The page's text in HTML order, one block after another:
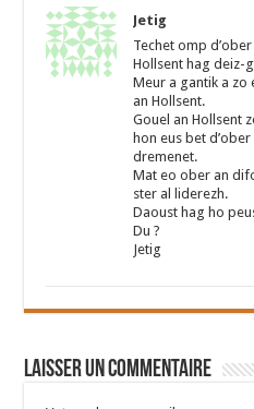
Jetig
Techet omp
Hollsent hag deiz-
Meur a gantik a zo
an Hollsent.
Gouel an Hollsent
hon eus bet
dremenet.
Mat eo ober an
ster al liderezh.
Daoust hag ho
Du ?
Jetig
Laisser un commentaire